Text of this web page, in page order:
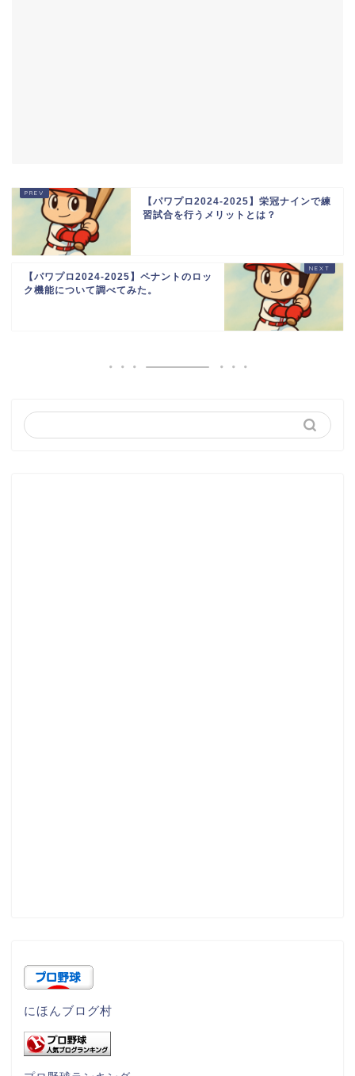
【パワプロ2024-2025】栄冠ナインで練
習試合を行うメリットとは？
【パワプロ2024-2025】ペナントのロッ
ク機能について調べてみた。
にほんブログ村